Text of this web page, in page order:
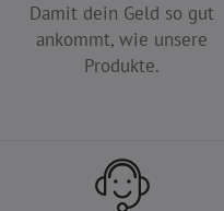
Damit dein Geld so gut
ankommt, wie unsere
Produkte.